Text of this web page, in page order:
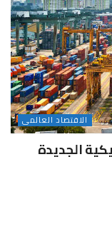
الاقتصاد العالمى
الجديدة